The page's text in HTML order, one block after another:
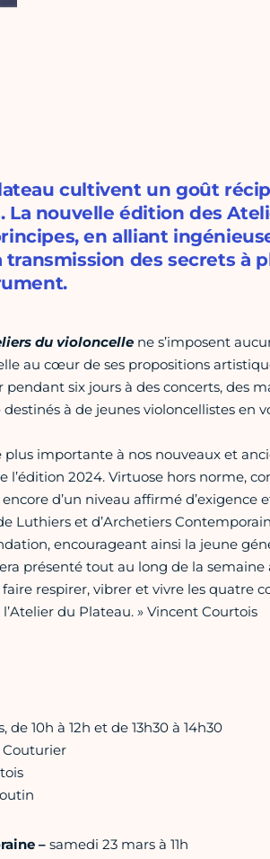
cultivent un goût
nouvelle édition des
en alliant
des secrets à
du violoncellene s’imposent
au cœur de ses propositions
six jours à des concerts, des
à de jeunes violoncellistes en
importante à nos nouveaux et
2024. Virtuose hors norme,
d’un niveau affirmé d’exigence
Luthiers et d’Archetiers
encourageant ainsi la jeune
présenté tout au long de la semaine
respirer, vibrer et vivre les quatre
du Plateau. » Vincent Courtois
de 10h à 12h et de 13h30 à 14h30
Couturier
– samedi 23 mars à 11h